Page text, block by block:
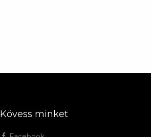
Kövess minket